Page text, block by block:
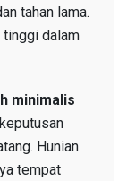
tahan lama.
tinggi dalam
minimalis
Hunian
tempat